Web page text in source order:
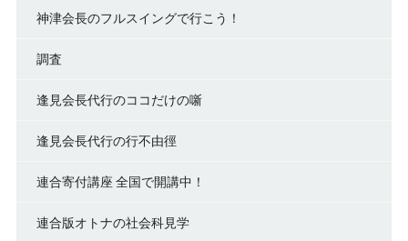
神津会長のフルスイングで行こう！
調査
逢見会長代行のココだけの噺
逢見会長代行の行不由徑
連合寄付講座 全国で開講中！
連合版オトナの社会科見学